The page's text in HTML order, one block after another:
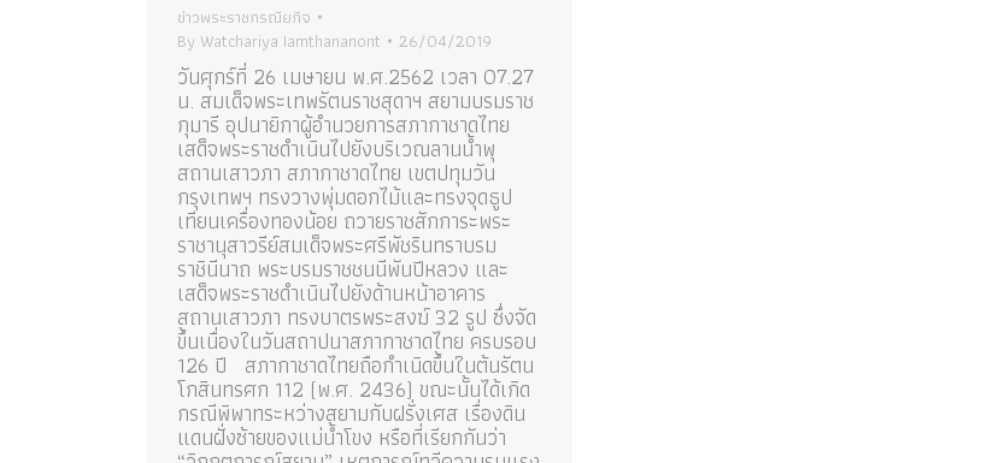
ข่าวพระราชกรณียกิจ
By Watchariya Iamthananont 26/04/2019
วันศุกร์ที่ 26 เมษายน พ.ศ.2562 เวลา 07.27
น. สมเด็จพระเทพรัตนราชสุดาฯ สยามบรมราช
กุมารี อุปนายิกาผู้อำนวยการสภากาชาดไทย
เสด็จพระราชดำเนินไปยังบริเวณลานน้ำพุ
สถานเสาวภา สภากาชาดไทย เขตปทุมวัน
กรุงเทพฯ ทรงวางพุ่มดอกไม้และทรงจุดธูป
เทียนเครื่องทองน้อย ถวายราชสักการะพระ
ราชานุสาวรีย์สมเด็จพระศรีพัชรินทราบรม
ราชินีนาถ พระบรมราชชนนีพันปีหลวง และ
เสด็จพระราชดำเนินไปยังด้านหน้าอาคาร
สถานเสาวภา ทรงบาตรพระสงฆ์ 32 รูป ซึ่งจัด
ขึ้นเนื่องในวันสถาปนาสภากาชาดไทย ครบรอบ
126 ปี สภากาชาดไทยถือกำเนิดขึ้นในต้นรัตน
โกสินทรศก 112 (พ.ศ. 2436) ขณะนั้นได้เกิด
กรณีพิพาทระหว่างสยามกับฝรั่งเศส เรื่องดิน
แดนฝั่งซ้ายของแม่น้ำโขง หรือที่เรียกกันว่า